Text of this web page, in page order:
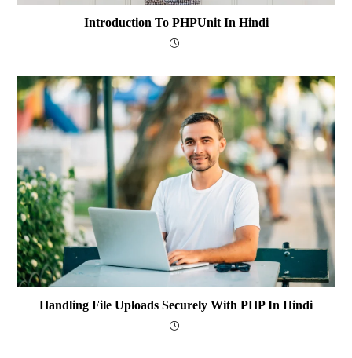
Introduction To PHPUnit In Hindi
Handling File Uploads Securely With PHP In Hindi